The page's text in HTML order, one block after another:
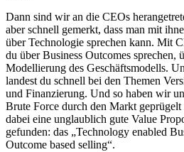
Dann sind wir an die CEOs
aber schnell gemerkt, dass man mit
über Technologie sprechen kann. Mit
du über Business Outcomes sprechen,
Modellierung des Geschäftsmodells.
landest du schnell bei den Themen
und Finanzierung. Und so haben wir
Brute Force durch den Markt geprügelt
dabei eine unglaublich gute Value
gefunden: das „Technology enabled
Outcome based selling“.